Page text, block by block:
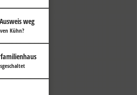
weg
Kühn?